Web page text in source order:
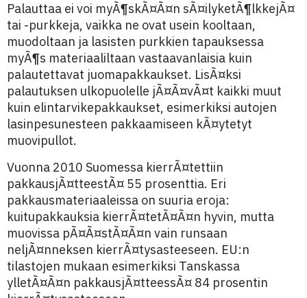
Palauttaa ei voi myÃ¶skÃ¤Ã¤n sÃ¤ilyketÃ¶lkkejÃ¤
tai -purkkeja, vaikka ne ovat usein kooltaan,
muodoltaan ja lasisten purkkien tapauksessa
myÃ¶s materiaaliltaan vastaavanlaisia kuin
palautettavat juomapakkaukset. LisÃ¤ksi
palautuksen ulkopuolelle jÃ¤Ã¤vÃ¤t kaikki muut
kuin elintarvikepakkaukset, esimerkiksi autojen
lasinpesunesteen pakkaamiseen kÃ¤ytetyt
muovipullot.
Vuonna 2010 Suomessa kierrÃ¤tettiin
pakkausjÃ¤tteestÃ¤ 55 prosenttia. Eri
pakkausmateriaaleissa on suuria eroja:
kuitupakkauksia kierrÃ¤tetÃ¤Ã¤n hyvin, mutta
muovissa pÃ¤Ã¤stÃ¤Ã¤n vain runsaan
neljÃ¤nneksen kierrÃ¤tysasteeseen. EU:n
tilastojen mukaan esimerkiksi Tanskassa
ylletÃ¤Ã¤n pakkausjÃ¤tteessÃ¤ 84 prosentin